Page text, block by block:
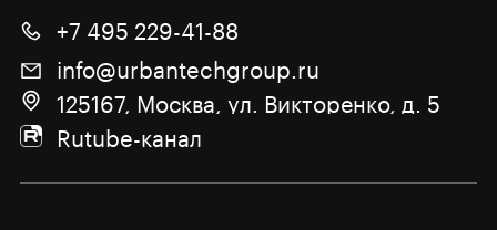
+7 495 229-41-88
info@urbantechgroup.ru
125167, Москва, ул. Викторенко, д. 5
Rutube-канал